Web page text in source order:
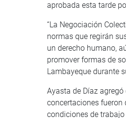
aprobada esta tarde
“La Negociación
normas que regirán
un derecho humano,
promover formas de
Lambayeque durante
Ayasta de Díaz
concertaciones fueron
condiciones de